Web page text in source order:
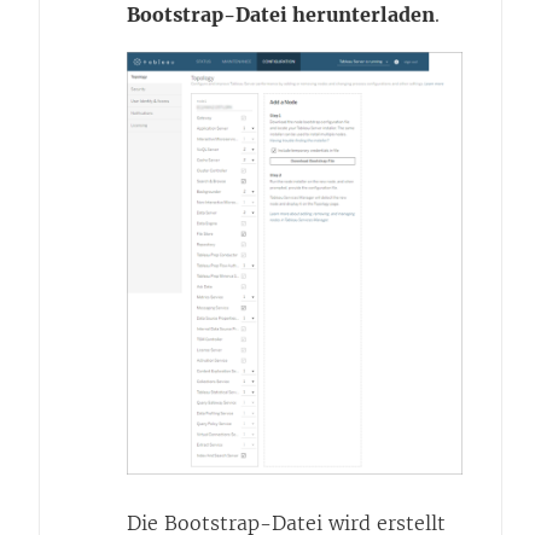
Bootstrap-Datei herunterladen.
Die Bootstrap-Datei wird erstellt